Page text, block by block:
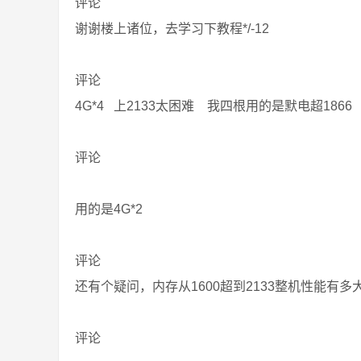
评论
谢谢楼上诸位，去学习下教程*/-12
评论
4G*4 上2133太困难 我四根用的是默电超1866
评论
用的是4G*2
评论
还有个疑问，内存从1600超到2133整机性能有多
评论